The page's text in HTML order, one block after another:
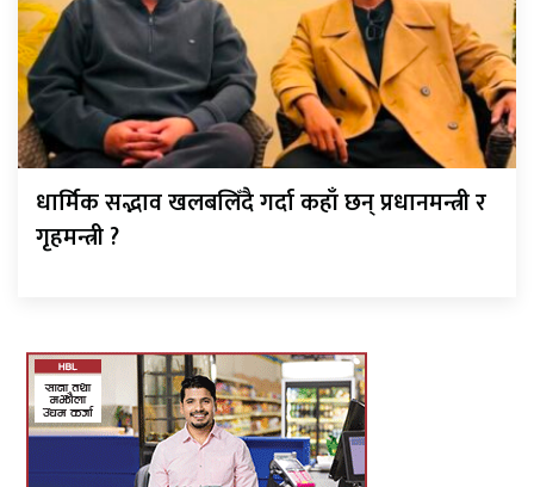
धार्मिक सद्भाव खलबलिँदै गर्दा कहाँ छन् प्रधानमन्त्री र
गृहमन्त्री ?